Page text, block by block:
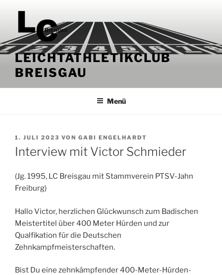
springen
LEICHTATHLETIKCLUB
BREISGAU
Menü
VERÖFFENTLICHT
AM
1. JULI 2023 VON GABI ENGELHARDT
Interview mit Victor Schmieder
(Jg. 1995, LC Breisgau mit Stammverein PTSV-Jahn
Freiburg)
Hallo Victor, herzlichen Glückwunsch zum Badischen
Meistertitel über 400 Meter Hürden und zur
Qualfikation für die Deutschen
Zehnkampfmeisterschaften.
Bist Du eine zehnkämpfender 400-Meter-Hürden-